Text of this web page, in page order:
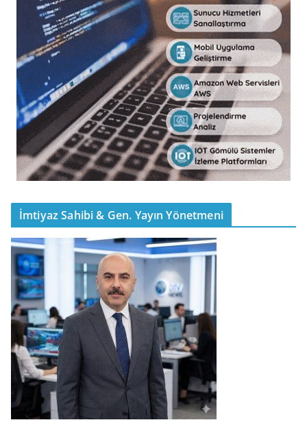
İmtiyaz Sahibi & Gen. Yayın Yönetmeni